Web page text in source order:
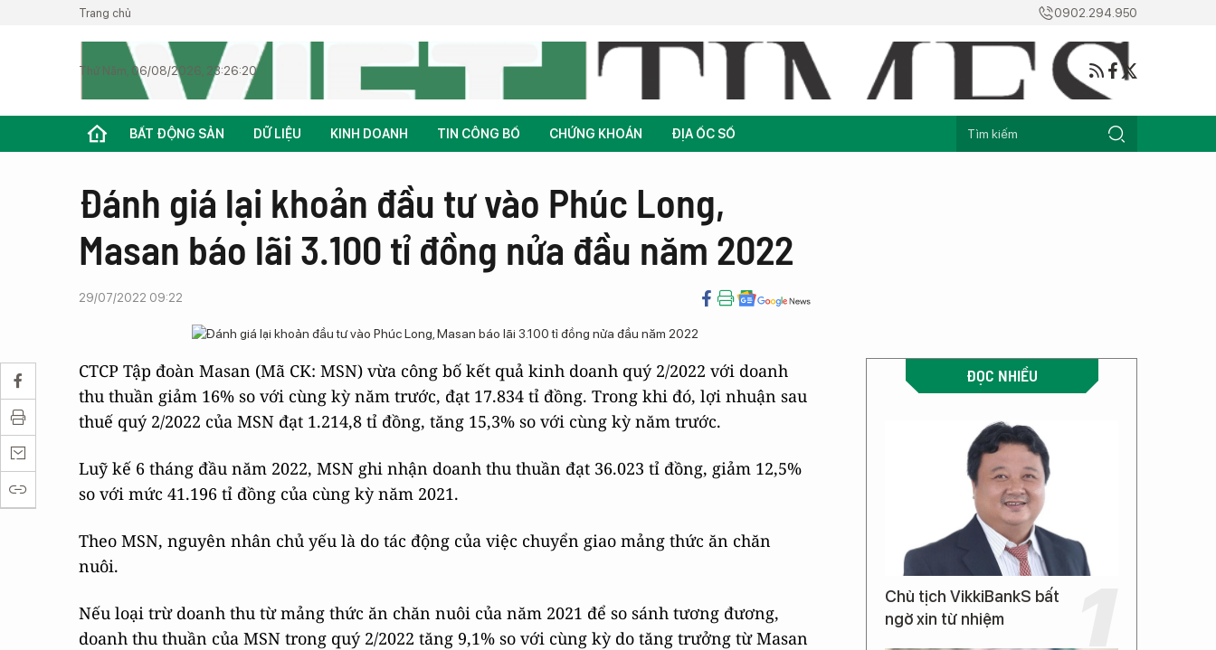
Trang chủ 0902.294.950
Thứ Năm, 06/08/2026, 23:26:20
BẤT ĐỘNG SẢN DỮ LIỆU KINH DOANH TIN CÔNG BỐ CHỨNG KHOÁN ĐỊA ỐC SỐ
Đánh giá lại khoản đầu tư vào Phúc Long,
Masan báo lãi 3.100 tỉ đồng nửa đầu năm 2022
29/07/2022 09:22
CTCP Tập đoàn Masan (Mã CK: MSN) vừa công bố kết quả kinh doanh quý 2/2022 với doanh
thu thuần giảm 16% so với cùng kỳ năm trước, đạt 17.834 tỉ đồng. Trong khi đó, lợi nhuận sau
thuế quý 2/2022 của MSN đạt 1.214,8 tỉ đồng, tăng 15,3% so với cùng kỳ năm trước.
Luỹ kế 6 tháng đầu năm 2022, MSN ghi nhận doanh thu thuần đạt 36.023 tỉ đồng, giảm 12,5%
so với mức 41.196 tỉ đồng của cùng kỳ năm 2021.
Theo MSN, nguyên nhân chủ yếu là do tác động của việc chuyển giao mảng thức ăn chăn
nuôi.
Nếu loại trừ doanh thu từ mảng thức ăn chăn nuôi của năm 2021 để so sánh tương đương,
doanh thu thuần của MSN trong quý 2/2022 tăng 9,1% so với cùng kỳ do tăng trưởng từ Masan
ĐỌC NHIỀU
Chủ tịch VikkiBankS bất
ngờ xin từ nhiệm